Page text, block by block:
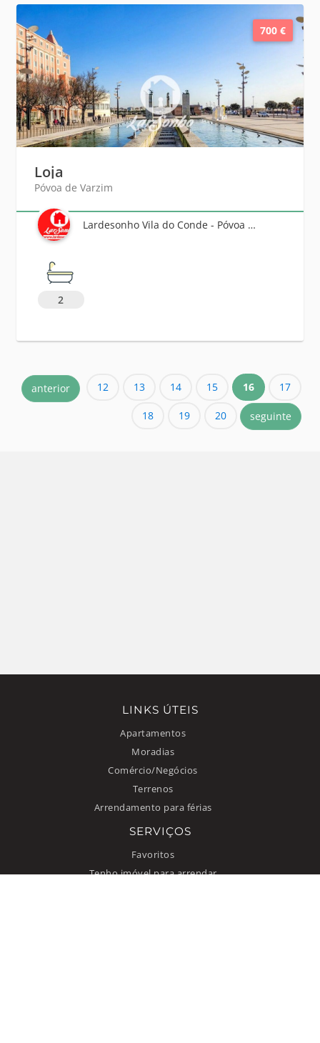
700 €
Loja
Póvoa de Varzim
Lardesonho Vila do Conde - Póvoa de Varzim - Famalicão
2
anterior 12 13 14 15 16 17
18 19 20 seguinte
LINKS ÚTEIS
Apartamentos
Moradias
Comércio/Negócios
Terrenos
Arrendamento para férias
SERVIÇOS
Favoritos
Tenho imóvel para arrendar